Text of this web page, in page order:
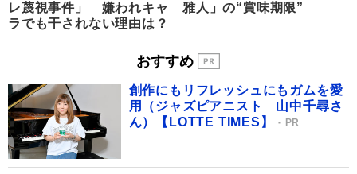
レ蔑視事件」 嫌われキャ
ラでも干されない理由は？
雅人」の“賞味期限”
おすすめ
創作にもリフレッシュにもガムを愛
用（ジャズピアニスト 山中千尋さ
ん）【LOTTE TIMES】
PR